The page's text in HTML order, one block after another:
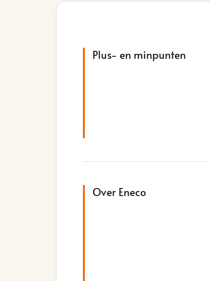
Plus- en minpunten
Over Eneco